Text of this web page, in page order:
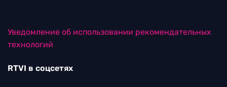
Уведомление об использовании рекомендательных
технологий
RTVI в соцсетях